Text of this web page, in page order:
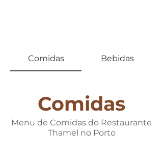
Comidas Bebidas
Comidas
Menu de Comidas do Restaurante
Thamel no Porto